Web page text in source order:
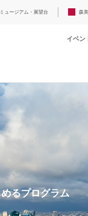
ミュージアム・展望台 森
イベン
るプログラム